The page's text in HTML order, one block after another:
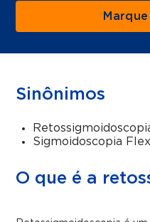
Sinônimos
Sigmoidoscopia
O que é a